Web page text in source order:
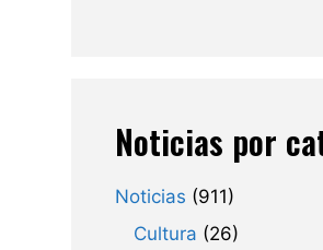
Noticias por
Noticias (911)
Cultura (26)